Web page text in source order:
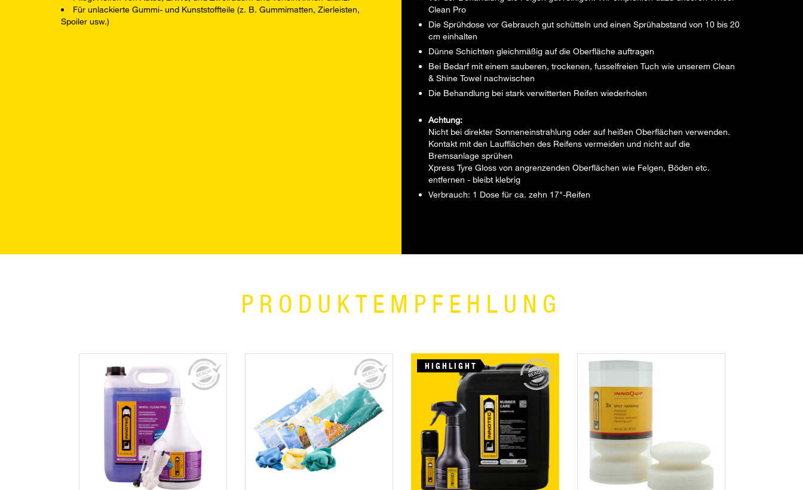
Für unlackierte Gummi- und Kunststoffteile (z. B. Gummimatten, Zierleisten,
Spoiler usw.)
Clean Pro
Die Sprühdose vor Gebrauch gut schütteln und einen Sprühabstand von 10 bis 20
cm einhalten
Dünne Schichten gleichmäßig auf die Oberfläche auftragen
Bei Bedarf mit einem sauberen, trockenen, fusselfreien Tuch wie unserem Clean
& Shine Towel nachwischen
Die Behandlung bei stark verwitterten Reifen wiederholen
Achtung:
Nicht bei direkter Sonneneinstrahlung oder auf heißen Oberflächen verwenden.
Kontakt mit den Laufflächen des Reifens vermeiden und nicht auf die
Bremsanlage sprühen
Xpress Tyre Gloss von angrenzenden Oberflächen wie Felgen, Böden etc.
entfernen - bleibt klebrig
Verbrauch: 1 Dose für ca. zehn 17"-Reifen
PRODUKTEMPFEHLUNG
HIGHLIGHT